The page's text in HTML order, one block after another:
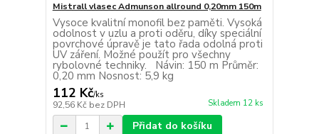
Mistrall vlasec Admunson allround 0,20mm 150m
Vysoce kvalitní monofil bez paměti. Vysoká
odolnost v uzlu a proti oděru, díky speciální
povrchové úpravě je tato řada odolná proti
UV záření. Možné použít pro všechny
rybolovné techniky. Návin: 150 m Průměr:
0,20 mm Nosnost: 5,9 kg
112 Kč/ks
92,56 Kč bez DPH Skladem 12 ks
Přidat do košíku